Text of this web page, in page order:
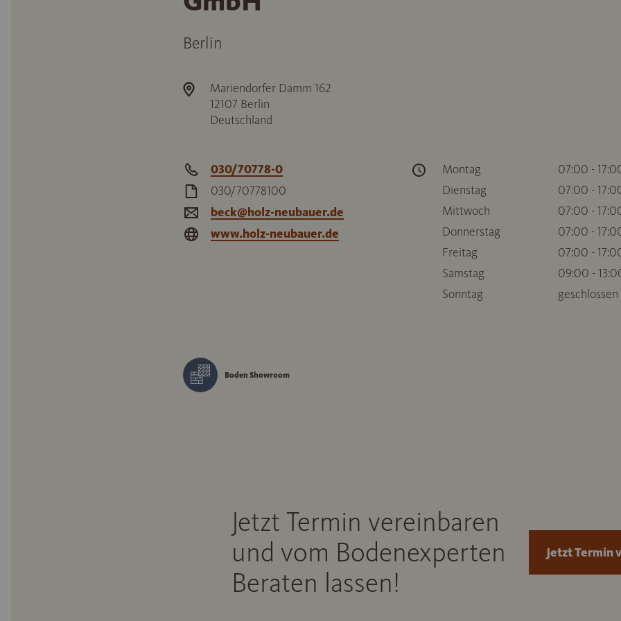
Berlin
Mariendorfer Damm 162
12107 Berlin
Deutschland
030/70778-0
030/70778100
beck@holz-neubauer.de
www.holz-neubauer.de
Montag
07:00 -
Dienstag
07:00 -
Mittwoch
07:00 -
Donnerstag
07:00 -
Freitag
07:00 -
Samstag
09:00 -
Sonntag
geschlossen
Boden Showroom
Jetzt Termin vereinbaren
und vom Bodenexperten
Beraten lassen!
Jetzt Termin